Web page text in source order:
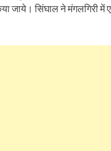
जाये। सिंघाल ने